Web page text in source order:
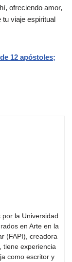
ofreciendo amor,
viaje espiritual
12 apóstoles;
la Universidad
en Arte en la
(FAPI), creadora
, tiene experiencia
como escritor y